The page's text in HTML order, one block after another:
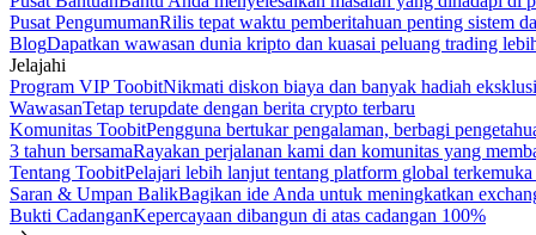
Pusat PengumumanRilis tepat waktu pemberitahuan penting sistem
BlogDapatkan wawasan dunia kripto dan kuasai peluang trading
Jelajahi
Program VIP ToobitNikmati diskon biaya dan banyak hadiah
WawasanTetap terupdate dengan berita crypto terbaru
Komunitas ToobitPengguna bertukar pengalaman, berbagi
3 tahun bersamaRayakan perjalanan kami dan komunitas yang
Tentang ToobitPelajari lebih lanjut tentang platform global
Saran & Umpan BalikBagikan ide Anda untuk meningkatkan
Bukti CadanganKepercayaan dibangun di atas cadangan 100%